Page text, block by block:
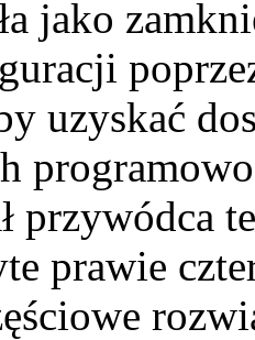
jako
uzyskać
przywódca
prawie